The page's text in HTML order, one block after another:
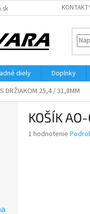
diely Doplnky
DRŽIAKOM 25,4 / 31,8MM
KOŠÍK
Priemerné
1 hodnotenie